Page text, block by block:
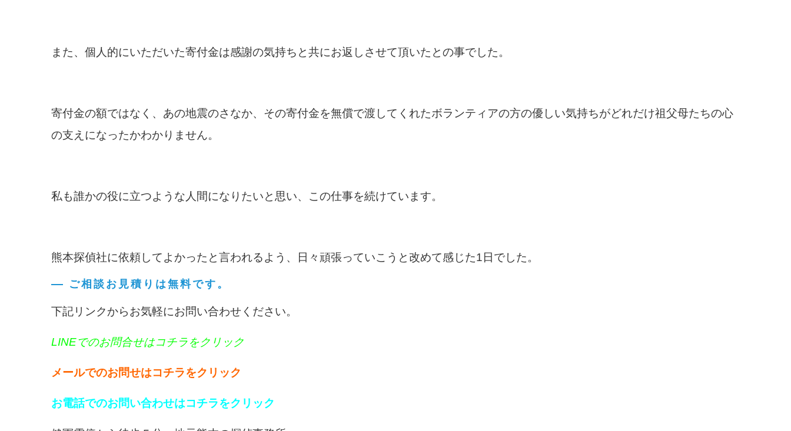
また、個人的にいただいた寄付金は感謝の気持ちと共にお返しさせて頂いたとの事でした。
寄付金の額ではなく、あの地震のさなか、その寄付金を無償で渡してくれたボランティアの方の優しい気持ちがどれだけ祖父母たちの心
の支えになったかわかりません。
私も誰かの役に立つような人間になりたいと思い、この仕事を続けています。
熊本探偵社に依頼してよかったと言われるよう、日々頑張っていこうと改めて感じた1日でした。
ご相談お見積りは無料です。
下記リンクからお気軽にお問い合わせください。
LINEでのお問合せはコチラをクリック
メールでのお問せはコチラをクリック
お電話でのお問い合わせはコチラをクリック